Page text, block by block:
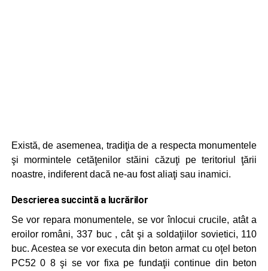
Există, de asemenea, tradiţia de a respecta monumentele
şi mormintele cetăţenilor stăini căzuţi pe teritoriul ţării
noastre, indiferent dacă ne-au fost aliaţi sau inamici.
Descrierea succintă a lucrărilor
Se vor repara monumentele, se vor înlocui crucile, atât a
eroilor români, 337 buc , cât şi a soldaţiilor sovietici, 110
buc. Acestea se vor executa din beton armat cu oţel beton
PC52 0 8 şi se vor fixa pe fundaţii continue din beton